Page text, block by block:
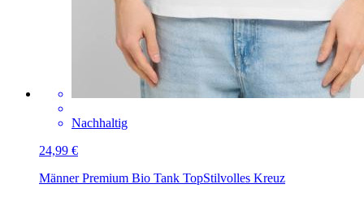
Nachhaltig
24,99 €
Männer Premium Bio Tank TopStilvolles Kreuz